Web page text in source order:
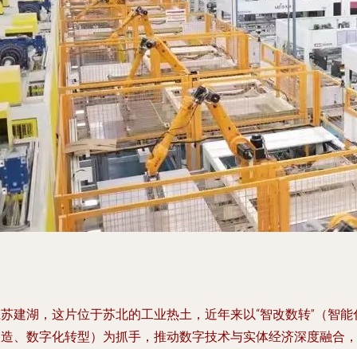
建湖，这片位于苏北的工业热土，近年来以“智改数转”（智能
、数字化转型）为抓手，推动数字技术与实体经济深度融合，